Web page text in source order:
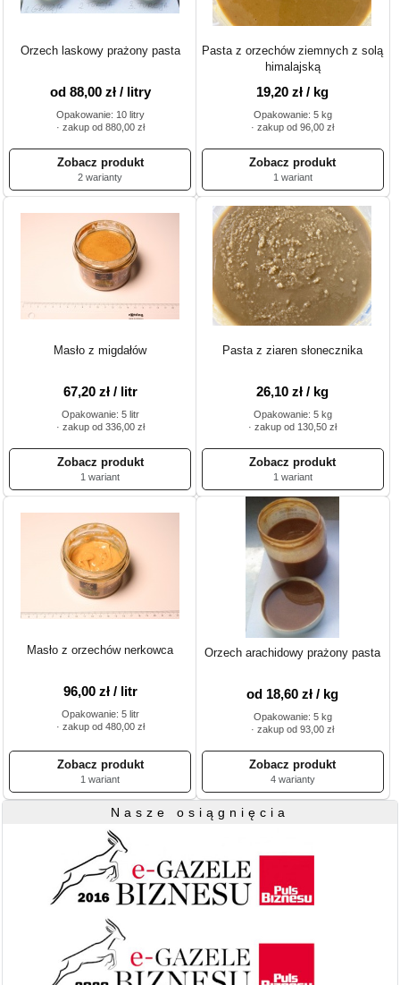
Orzech laskowy prażony pasta
od 88,00 zł / litry
Opakowanie: 10 litry
· zakup od 880,00 zł
2 warianty
Pasta z orzechów ziemnych z solą
himalajską
19,20 zł / kg
Opakowanie: 5 kg
· zakup od 96,00 zł
1 wariant
Masło z migdałów
67,20 zł / litr
Opakowanie: 5 litr
· zakup od 336,00 zł
1 wariant
Pasta z ziaren słonecznika
26,10 zł / kg
Opakowanie: 5 kg
· zakup od 130,50 zł
1 wariant
Masło z orzechów nerkowca
96,00 zł / litr
Opakowanie: 5 litr
· zakup od 480,00 zł
1 wariant
Orzech arachidowy prażony pasta
od 18,60 zł / kg
Opakowanie: 5 kg
· zakup od 93,00 zł
4 warianty
Nasze osiągnięcia